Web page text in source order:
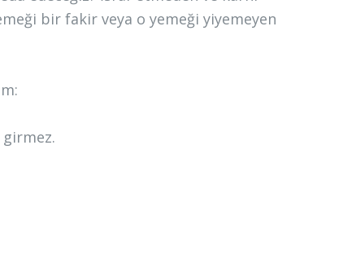
bir fakir veya o yemeği yiyemeyen
girmez.